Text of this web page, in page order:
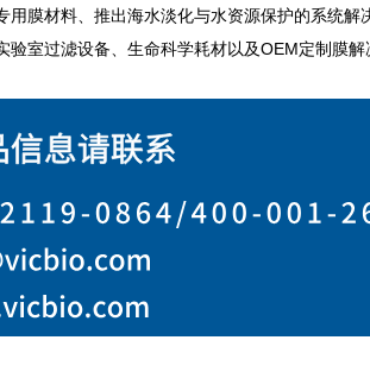
用膜材料、推出海水淡化与水资源保护的系统
验室过滤设备、生命科学耗材以及OEM定制膜解